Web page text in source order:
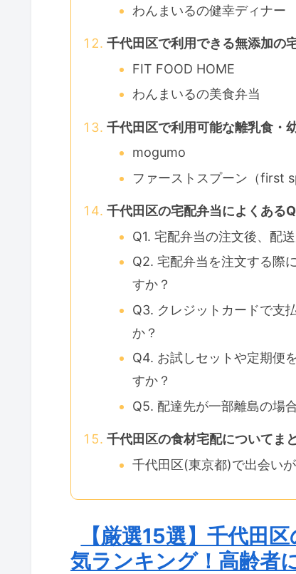
わんまいるの健幸ディナー
千代田区で利用できる無添加の
FIT FOOD HOME
わんまいるの美食弁当
千代田区で利用可能な離乳食・
mogumo
ファーストスプーン（first
千代田区の宅配弁当によくある
Q1. 宅配弁当の注文後、配
Q2. 宅配弁当を注文する際
すか？
Q3. クレジットカードで支
か？
Q4. お試しセットや定期便
すか？
Q5. 配達先が一部離島の場
千代田区の食材宅配についてま
千代田区(東京都)で出会い
【厳選15選】千代田
気ランキング！高齢者